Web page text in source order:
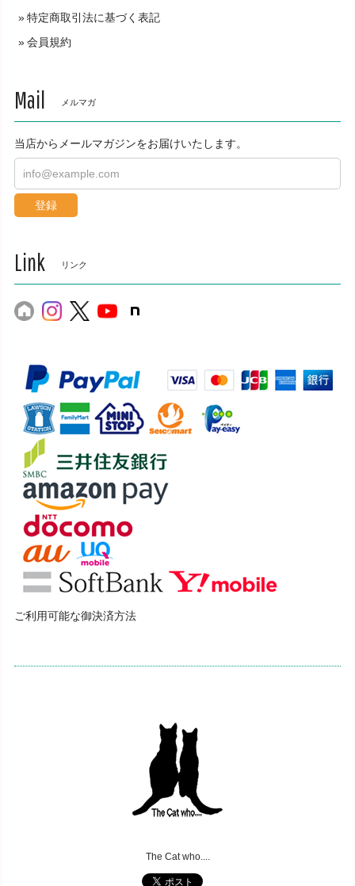
特定商取引法に基づく表記
会員規約
Mail メルマガ
当店からメールマガジンをお届けいたします。
登録
Link リンク
ご利用可能な御決済方法
The Cat who....